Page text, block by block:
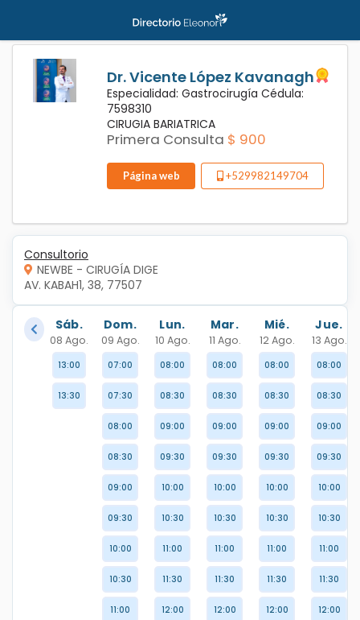
Dr. Vicente López Kavanagh
Especialidad: Gastrocirugía Cédula:
7598310
CIRUGIA BARIATRICA
Primera Consulta $ 900
Página web +529982149704
Consultorio
NEWBE - CIRUGÍA DIGE
AV. KABAH1, 38, 77507
Sáb.
08 Ago.
Dom.
09 Ago.
Lun.
10 Ago.
Mar.
11 Ago.
Mié.
12 Ago.
Jue.
13 Ago.
13:00
13:30
07:00
07:30
08:00
08:30
09:00
09:30
10:00
10:30
11:00
08:00
08:30
09:00
09:30
10:00
10:30
11:00
11:30
12:00
08:00
08:30
09:00
09:30
10:00
10:30
11:00
11:30
12:00
08:00
08:30
09:00
09:30
10:00
10:30
11:00
11:30
12:00
08:00
08:30
09:00
09:30
10:00
10:30
11:00
11:30
12:00